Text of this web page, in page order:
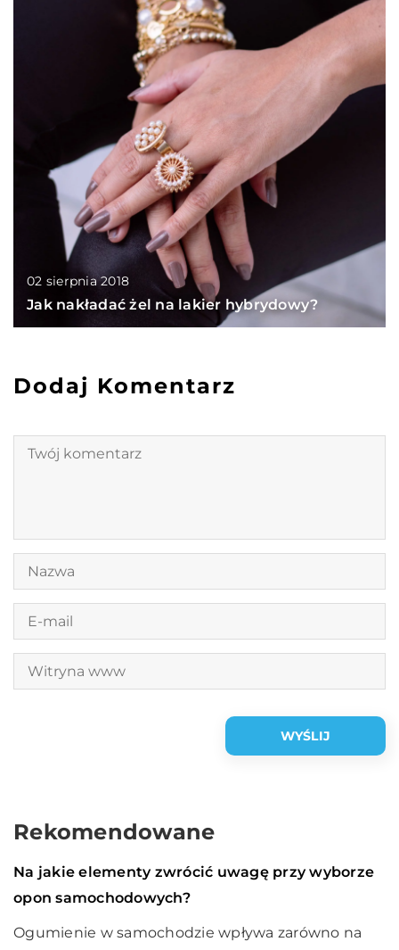
02 sierpnia 2018
Jak nakładać żel na lakier hybrydowy?
Dodaj Komentarz
Rekomendowane
05 września 2020
Przemysł i technika
Na jakie elementy zwrócić uwagę przy wyborze
opon samochodowych?
Ogumienie w samochodzie wpływa zarówno na